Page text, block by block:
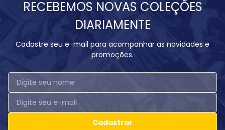
RECEBEMOS NOVAS COLEÇÕES
DIARIAMENTE
Cadastre seu e-mail para acompanhar as novidades e
promoções.
Cadastrar